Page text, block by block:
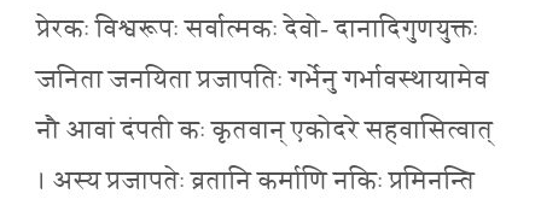
प्रेरकः विश्वरूपः सर्वात्मकः देवो- दानादिगुणयुक्तः
जनिता जनयिता प्रजापतिः गर्भेनु गर्भावस्थायामेव
नौ आवां दंपती कः कृतवान् एकोदरे सहवासित्वात्
। अस्य प्रजापतेः व्रतानि कर्माणि नकिः प्रमिनन्ति